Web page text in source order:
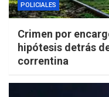
POLICIALES
Crimen por
hipótesis detrás
correntina